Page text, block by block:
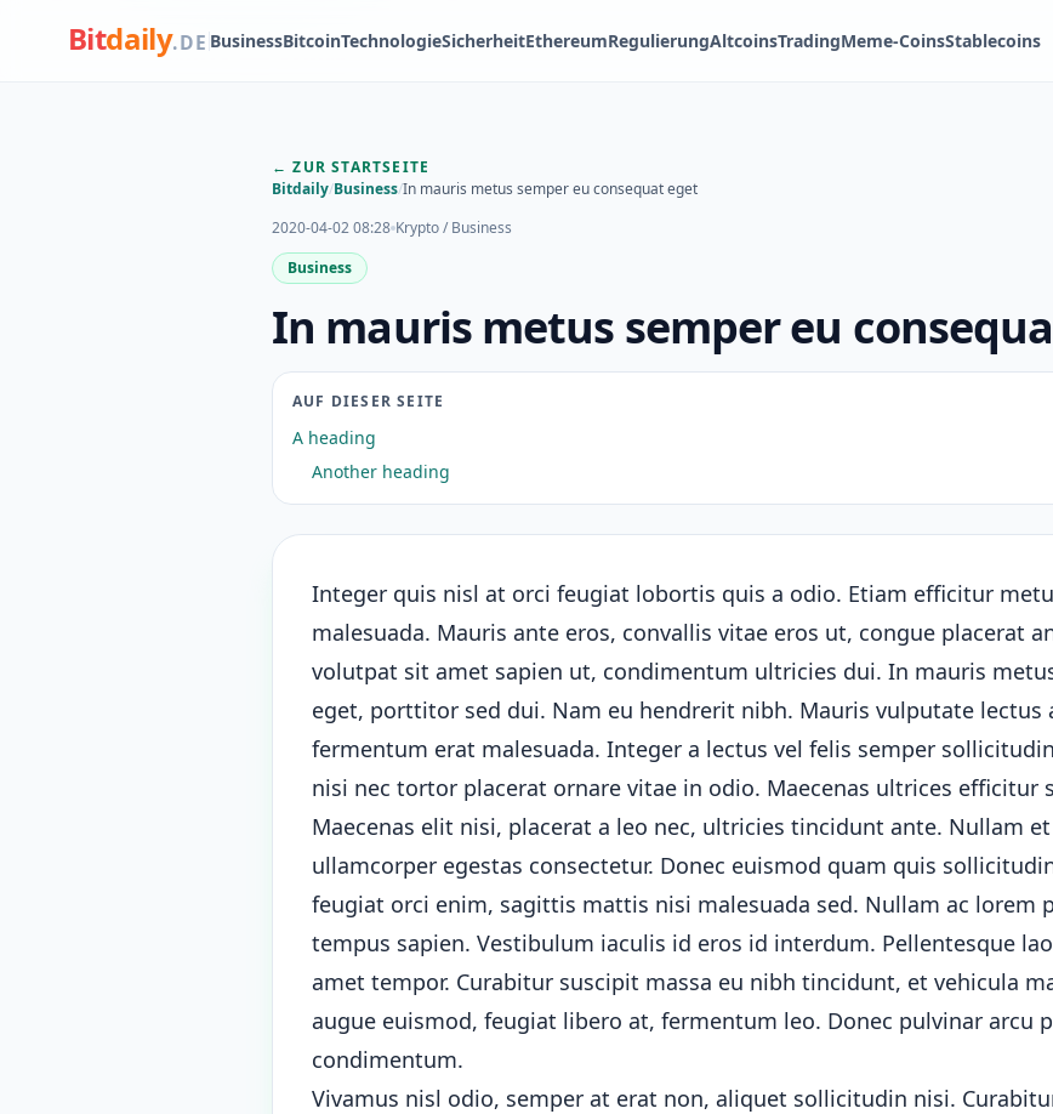
Bitdaily.DE BusinessBitcoinTechnologieSicherheitEthereumRegulierungAltcoinsTradingMeme-CoinsStablecoins
← ZUR STARTSEITE
Bitdaily/Business/In mauris metus semper eu consequat eget
2020-04-02 08:28 Krypto / Business
Business
In mauris metus semper eu
AUF DIESER SEITE
A heading
Another heading
Integer quis nisl at orci feugiat lobortis quis a odio. Etiam efficitur
malesuada. Mauris ante eros, convallis vitae eros ut, congue placerat
volutpat sit amet sapien ut, condimentum ultricies dui. In mauris
eget, porttitor sed dui. Nam eu hendrerit nibh. Mauris vulputate lectus
fermentum erat malesuada. Integer a lectus vel felis semper
nisi nec tortor placerat ornare vitae in odio. Maecenas ultrices efficitur
Maecenas elit nisi, placerat a leo nec, ultricies tincidunt ante. Nullam
ullamcorper egestas consectetur. Donec euismod quam quis
feugiat orci enim, sagittis mattis nisi malesuada sed. Nullam ac lorem
tempus sapien. Vestibulum iaculis id eros id interdum. Pellentesque
amet tempor. Curabitur suscipit massa eu nibh tincidunt, et vehicula
augue euismod, feugiat libero at, fermentum leo. Donec pulvinar arcu
condimentum.
Vivamus nisl odio, semper at erat non, aliquet sollicitudin nisi.